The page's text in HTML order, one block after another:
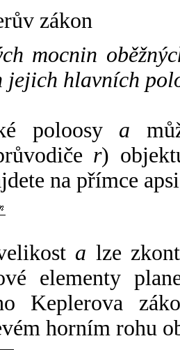
zákon
mocnin
jejich hlavních
poloosy a
r)
na přímce
a lze
elementy
Keplerova
horním rohu